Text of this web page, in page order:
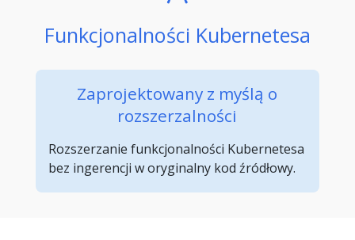
Funkcjonalności Kubernetesa
Zaprojektowany z myślą o
rozszerzalności
Rozszerzanie funkcjonalności Kubernetesa
bez ingerencji w oryginalny kod źródłowy.